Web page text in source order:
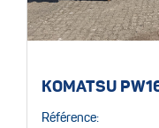
KOMATSU
Référence: